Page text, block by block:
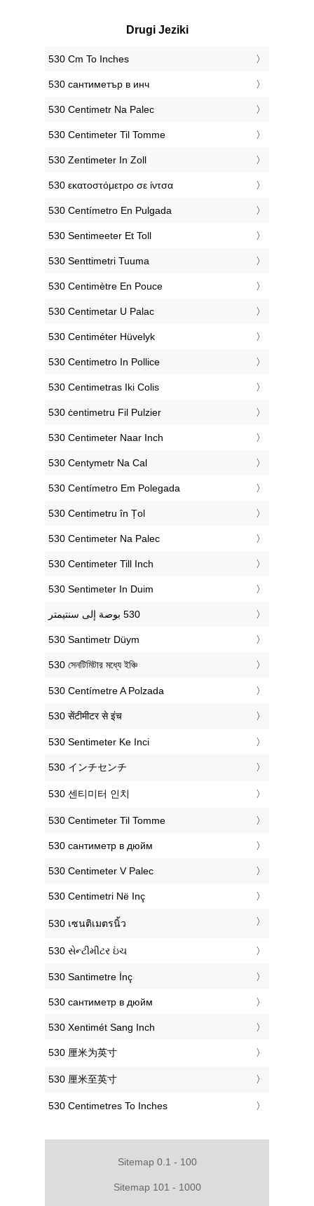
Drugi Jeziki
‎530 Cm To Inches
‎530 сантиметър в инч
‎530 Centimetr Na Palec
‎530 Centimeter Til Tomme
‎530 Zentimeter In Zoll
‎530 εκατοστόμετρο σε ίντσα
‎530 Centímetro En Pulgada
‎530 Sentimeeter Et Toll
‎530 Senttimetri Tuuma
‎530 Centimètre En Pouce
‎530 Centimetar U Palac
‎530 Centiméter Hüvelyk
‎530 Centimetro In Pollice
‎530 Centimetras Iki Colis
‎530 ċentimetru Fil Pulzier
‎530 Centimeter Naar Inch
‎530 Centymetr Na Cal
‎530 Centímetro Em Polegada
‎530 Centimetru în Țol
‎530 Centimeter Na Palec
‎530 Centimeter Till Inch
‎530 Sentimeter In Duim
‎530 Santimetr Düym
‎530 সেনটিমিটার মধ্যে ইঞ্চি
‎530 Centímetre A Polzada
‎530 सेंटीमीटर से इंच
‎530 Sentimeter Ke Inci
‎530 インチセンチ
‎530 센티미터 인치
‎530 Centimeter Til Tomme
‎530 сантиметр в дюйм
‎530 Centimeter V Palec
‎530 Centimetri Në Inç
‎530 เซนติเมตรนิ้ว
‎530 સેન્ટીમીટર ઇંચ
‎530 Santimetre İnç
‎530 сантиметр в дюйм
‎530 Xentimét Sang Inch
‎530 厘米为英寸
‎530 厘米至英寸
‎530 Centimetres To Inches
Sitemap 0.1 - 100
Sitemap 101 - 1000